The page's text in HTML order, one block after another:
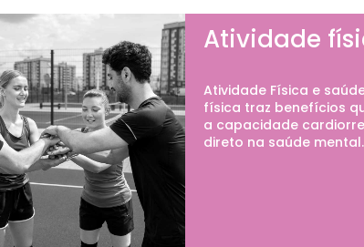
Atividade
Atividade Física e
física traz benefícios
a capacidade
direto na saúde